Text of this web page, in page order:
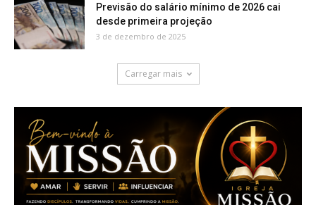
Previsão do salário mínimo de 2026 cai
desde primeira projeção
3 de dezembro de 2025
Carregar mais